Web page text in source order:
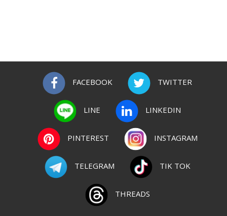
FACEBOOK TWITTER
LINE LINKEDIN
PINTEREST INSTAGRAM
TELEGRAM TIK TOK
THREADS